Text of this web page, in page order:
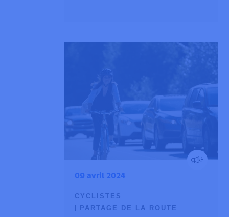
09 avril 2024
CYCLISTES
PARTAGE DE LA ROUTE